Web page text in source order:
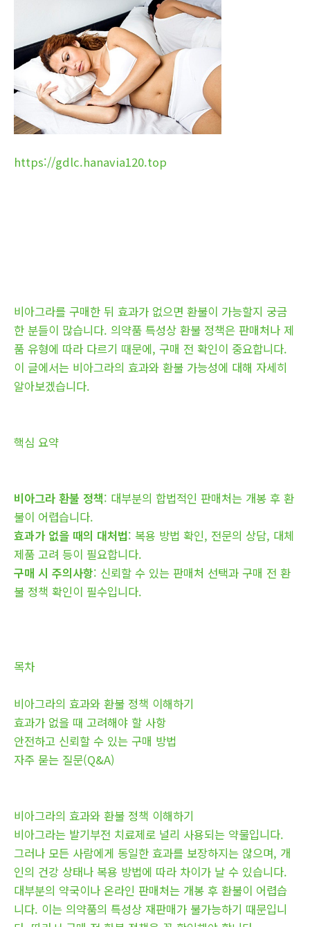
https://gdlc.hanavia120.top
비아그라를 구매한 뒤 효과가 없으면 환불이 가능할지 궁금
한 분들이 많습니다. 의약품 특성상 환불 정책은 판매처나 제
품 유형에 따라 다르기 때문에, 구매 전 확인이 중요합니다.
이 글에서는 비아그라의 효과와 환불 가능성에 대해 자세히
알아보겠습니다.
핵심 요약
비아그라 환불 정책: 대부분의 합법적인 판매처는 개봉 후 환
불이 어렵습니다.
효과가 없을 때의 대처법: 복용 방법 확인, 전문의 상담, 대체
제품 고려 등이 필요합니다.
구매 시 주의사항: 신뢰할 수 있는 판매처 선택과 구매 전 환
불 정책 확인이 필수입니다.
목차
비아그라의 효과와 환불 정책 이해하기
효과가 없을 때 고려해야 할 사항
안전하고 신뢰할 수 있는 구매 방법
자주 묻는 질문(Q&A)
비아그라의 효과와 환불 정책 이해하기
비아그라는 발기부전 치료제로 널리 사용되는 약물입니다.
그러나 모든 사람에게 동일한 효과를 보장하지는 않으며, 개
인의 건강 상태나 복용 방법에 따라 차이가 날 수 있습니다.
대부분의 약국이나 온라인 판매처는 개봉 후 환불이 어렵습
니다. 이는 의약품의 특성상 재판매가 불가능하기 때문입니